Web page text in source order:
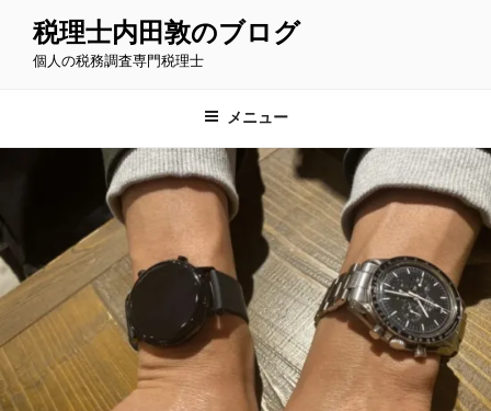
ッ
プ
税理士内田敦のブログ
個人の税務調査専門税理士
メニュー